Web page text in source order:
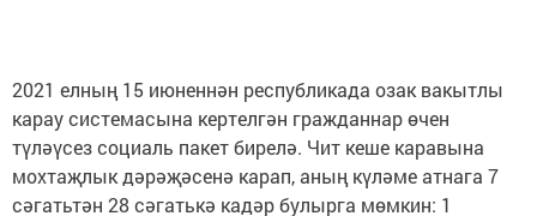
2021 елның 15 июненнән республикада озак вакытлы
карау системасына кертелгән гражданнар өчен
түләүсез социаль пакет бирелә. Чит кеше каравына
мохтаҗлык дәрәҗәсенә карап, аның күләме атнага 7
сәгатьтән 28 сәгатькә кадәр булырга мөмкин: 1